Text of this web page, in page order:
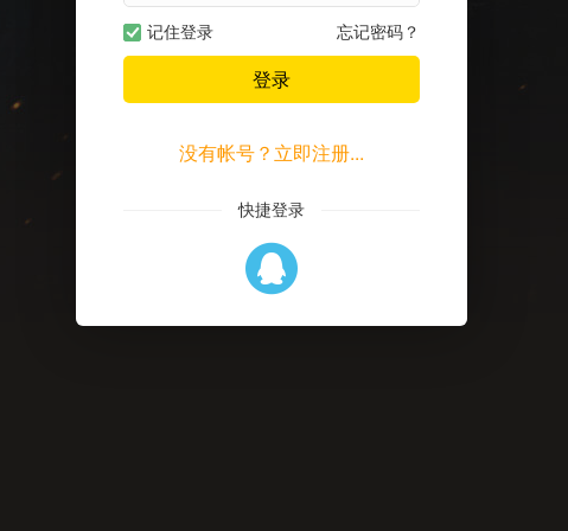
记住登录 忘记密码？
登录
没有帐号？立即注册...
快捷登录